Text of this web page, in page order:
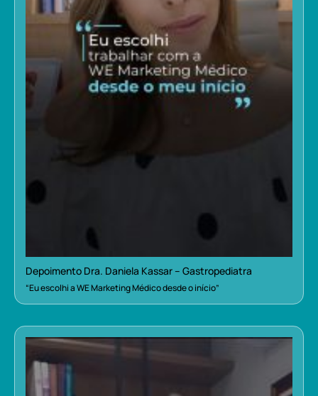
Depoimento Dra. Daniela Kassar – Gastropediatra
“Eu escolhi a WE Marketing Médico desde o início”